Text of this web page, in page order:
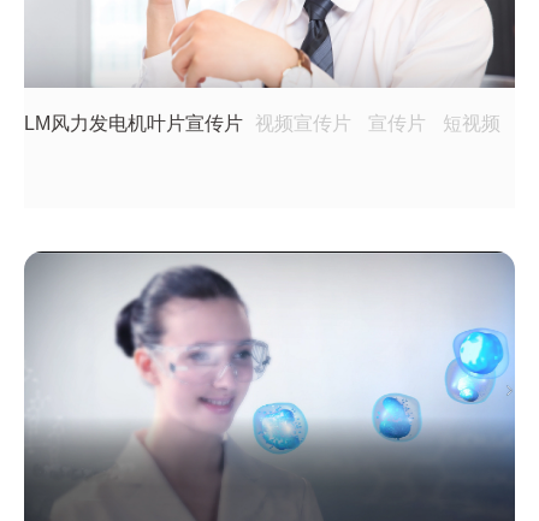
LM风力发电机叶片宣传片 视频宣传片 宣传片 短视频